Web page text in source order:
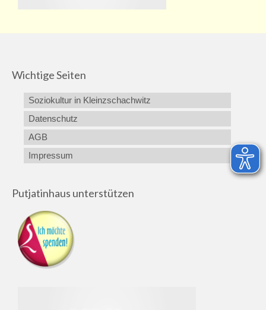
Wichtige Seiten
Soziokultur in Kleinzschachwitz
Datenschutz
AGB
Impressum
Putjatinhaus unterstützen